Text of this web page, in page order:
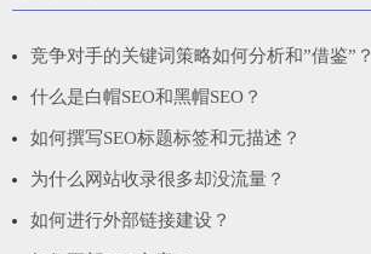
竞争对手的关键词策略如何分析和”借鉴”？
什么是白帽SEO和黑帽SEO？
如何撰写SEO标题标签和元描述？
为什么网站收录很多却没流量？
如何进行外部链接建设？